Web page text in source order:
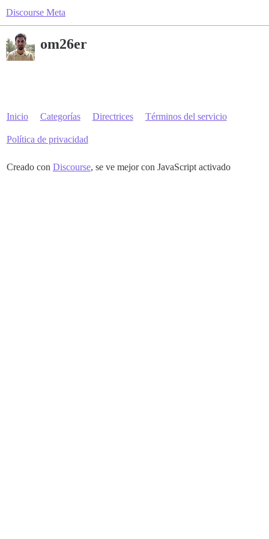
Discourse Meta
om26er
Inicio Categorías Directrices Términos del servicio
Política de privacidad
Creado con Discourse, se ve mejor con JavaScript activado